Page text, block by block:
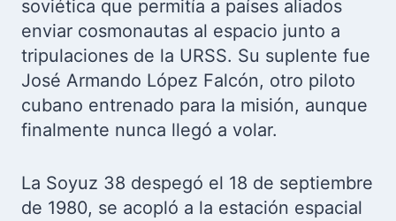
soviética que permitía a países aliados
enviar cosmonautas al espacio junto a
tripulaciones de la URSS. Su suplente fue
José Armando López Falcón, otro piloto
cubano entrenado para la misión, aunque
finalmente nunca llegó a volar.
La Soyuz 38 despegó el 18 de septiembre
de 1980, se acopló a la estación espacial